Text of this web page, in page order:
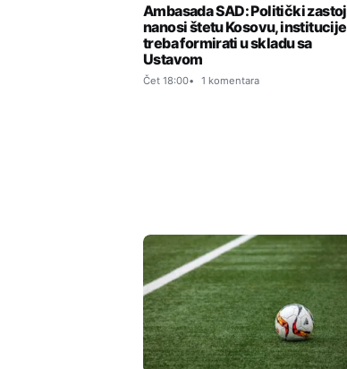
Ambasada SAD: Politički zastoj
nanosi štetu Kosovu, institucije
treba formirati u skladu sa
Ustavom
Čet 18:00 1 komentara